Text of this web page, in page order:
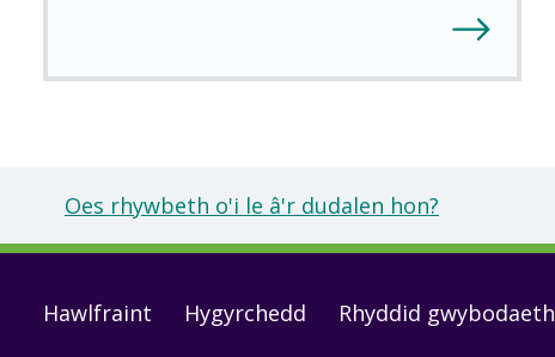
Oes rhywbeth o'i le â'r dudalen hon?
Footer
Hawlfraint Hygyrchedd Rhyddid gwybodaeth